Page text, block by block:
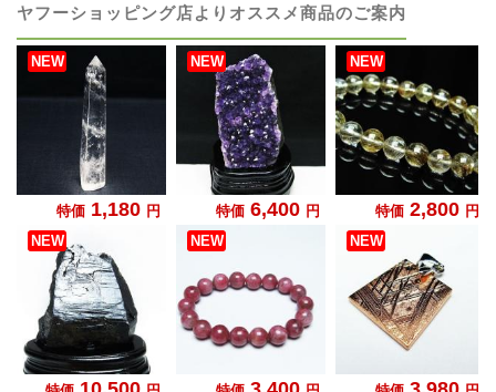
ヤフーショッピング店よりオススメ商品のご案内